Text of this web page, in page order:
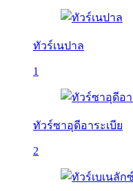
ทัวร์เนปาล
1
ทัวร์ซาอุดีอาระเบีย
2